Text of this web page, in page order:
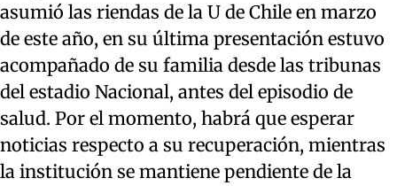
asumió las riendas de la U de Chile en marzo
de este año, en su última presentación estuvo
acompañado de su familia desde las tribunas
del estadio Nacional, antes del episodio de
salud. Por el momento, habrá que esperar
noticias respecto a su recuperación, mientras
la institución se mantiene pendiente de la